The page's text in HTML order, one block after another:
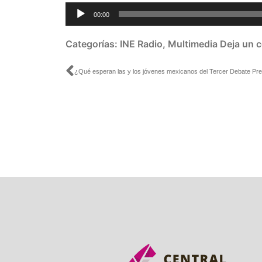
Reproductor
de
audio
00:00
Categorías: INE Radio, Multimedia Deja un
Ant